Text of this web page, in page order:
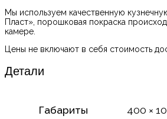
Мы используем качественную
Пласт», порошковая покраска
камере.
Цены не включают в себя стоимость
Детали
Габариты 400 ×